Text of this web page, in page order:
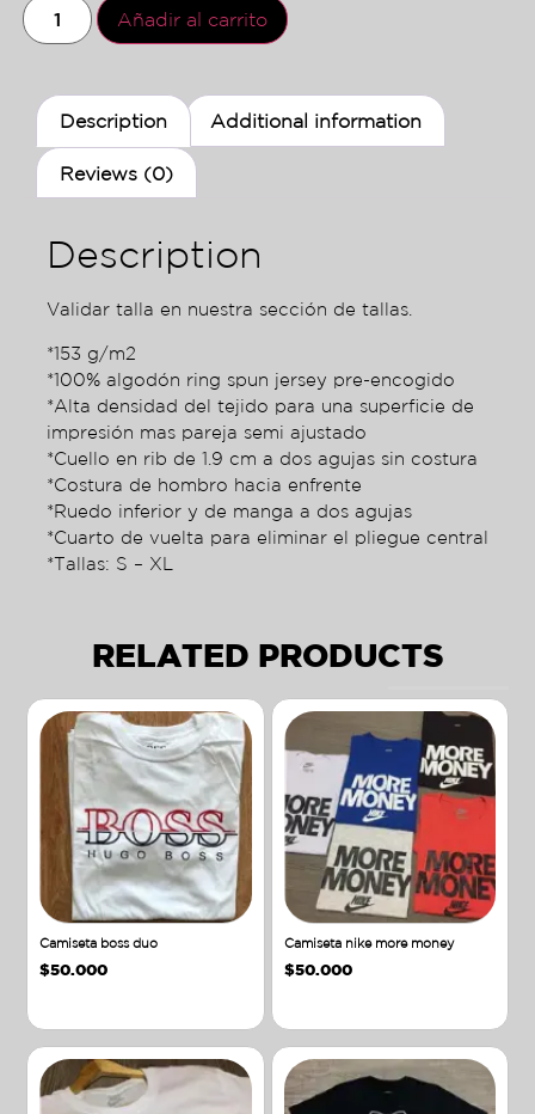
Añadir al carrito
Description Additional information
Reviews (0)
Description
Validar talla en nuestra sección de tallas.
*153 g/m2
*100% algodón ring spun jersey pre-encogido
*Alta densidad del tejido para una superficie de
impresión mas pareja semi ajustado
*Cuello en rib de 1.9 cm a dos agujas sin costura
*Costura de hombro hacia enfrente
*Ruedo inferior y de manga a dos agujas
*Cuarto de vuelta para eliminar el pliegue central
*Tallas: S – XL
RELATED PRODUCTS
Camiseta boss duo
$50.000
Camiseta nike more money
$50.000